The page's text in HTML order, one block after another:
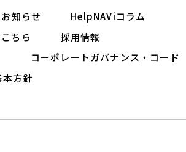
お知らせ
HelpNAViコラム
ちら
採用情報
コーポレートガバナンス・コード
方針